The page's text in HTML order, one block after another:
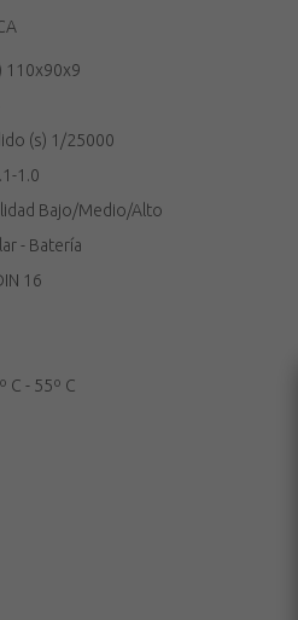
110x90x9
(s) 1/25000
1.0
Bajo/Medio/Alto
- Batería
16
C - 55º C